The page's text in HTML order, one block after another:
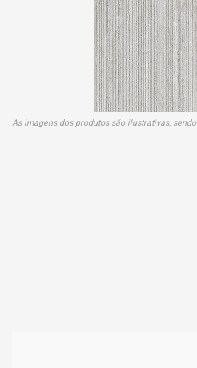
As imagens dos produtos são ilustrativas,